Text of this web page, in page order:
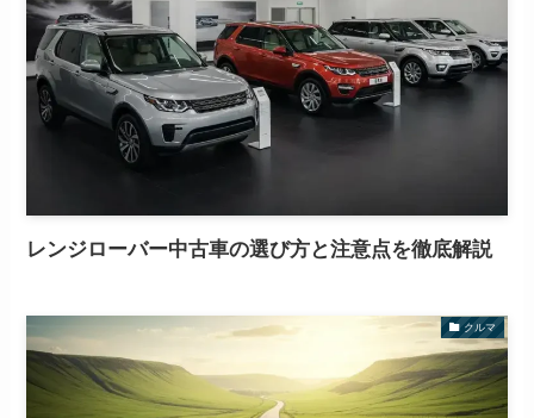
レンジローバー中古車の選び方と注意点を徹底解説
クルマ